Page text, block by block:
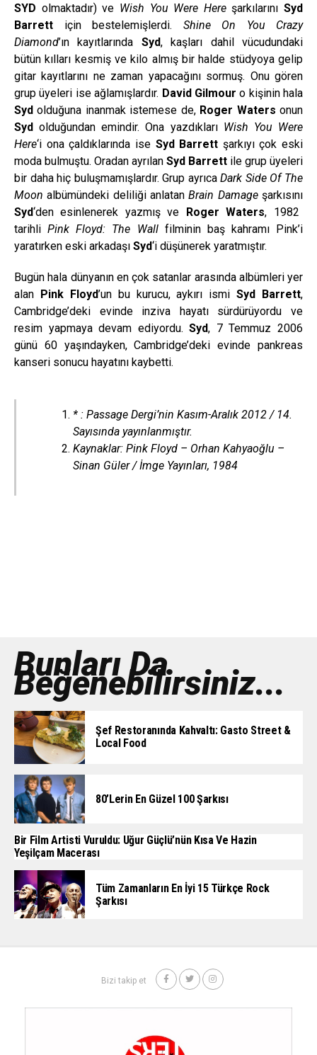
SYD olmaktadır) ve Wish You Were Hereşarkılarını Syd
Barrett için bestelemişlerdi. Shine On You Crazy
Diamond’ın kayıtlarında Syd, kaşları dahil vücudundaki
bütün kılları kesmiş ve kilo almış bir halde stüdyoya gelip
gitar kayıtlarını ne zaman yapacağını sormuş. Onu gören
grup üyeleri ise ağlamışlardır. David Gilmour o kişinin hala
Syd olduğuna inanmak istemese de, Roger Waters onun
Syd olduğundan emindir. Ona yazdıkları Wish You Were
Here‘i ona çaldıklarında ise Syd Barrett şarkıyı çok eski
moda bulmuştu. Oradan ayrılan Syd Barrett ile grup üyeleri
bir daha hiç buluşmamışlardır. Grup ayrıcaDark Side Of The
Moon albümündeki deliliği anlatanBrain Damageşarkısını
Syd‘den esinlenerek yazmış ve Roger Waters, 1982
tarihliPink Floyd: The Wallfilminin baş kahramı Pink’i
yaratırken eski arkadaşı Syd‘i düşünerek yaratmıştır.
Bugün hala dünyanın en çok satanlar arasında albümleri yer
alan Pink Floyd’un bu kurucu, aykırı ismi Syd Barrett,
Cambridge’deki evinde inziva hayatı sürdürüyordu ve
resim yapmaya devam ediyordu.Syd, 7 Temmuz 2006
günü 60 yaşındayken, Cambridge’deki evinde pankreas
kanseri sonucu hayatını kaybetti.
* : Passage Dergi’nin Kasım-Aralık 2012 / 14.
Sayısında yayınlanmıştır.
Kaynaklar: Pink Floyd – Orhan Kahyaoğlu –
Sinan Güler / İmge Yayınları, 1984
Bunları Da
Beğenebilirsiniz...
Şef Restoranında Kahvaltı: Gasto Street &
Local Food
80’lerin En Güzel 100 Şarkısı
Bir Film Artisti Vuruldu: Uğur Güçlü’nün Kısa Ve Hazin
Yeşilçam Macerası
Tüm Zamanların En İyi 15 Türkçe Rock
Şarkısı
Bizi takip et